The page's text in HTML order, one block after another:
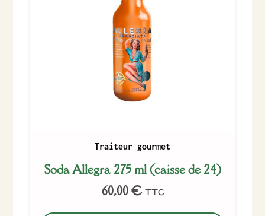
Traiteur gourmet
Soda Allegra 275 ml (caisse de 24)
60,00€ TTC